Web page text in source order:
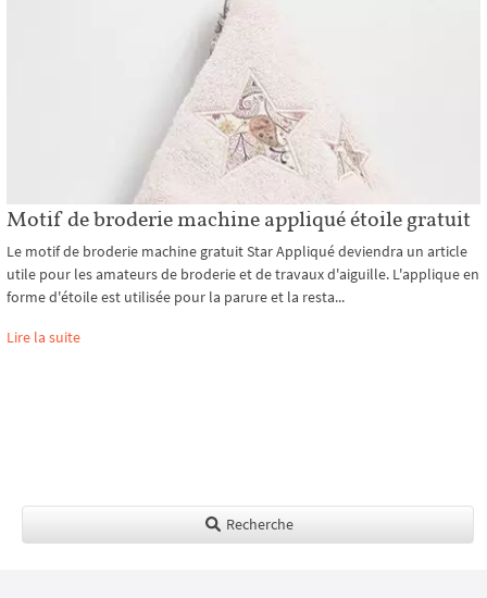
Motif de broderie machine appliqué étoile gratuit
Le motif de broderie machine gratuit Star Appliqué deviendra un article
utile pour les amateurs de broderie et de travaux d'aiguille. L'applique en
forme d'étoile est utilisée pour la parure et la resta...
Lire la suite
Recherche